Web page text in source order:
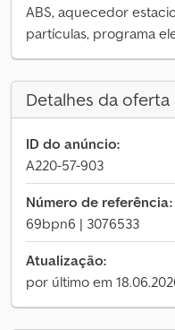
ABS, aquecedor
partículas, programa
Detalhes da oferta
ID do anúncio:
A220-57-903
Número de referência:
69bpn6 | 3076533
Atualização:
por último em